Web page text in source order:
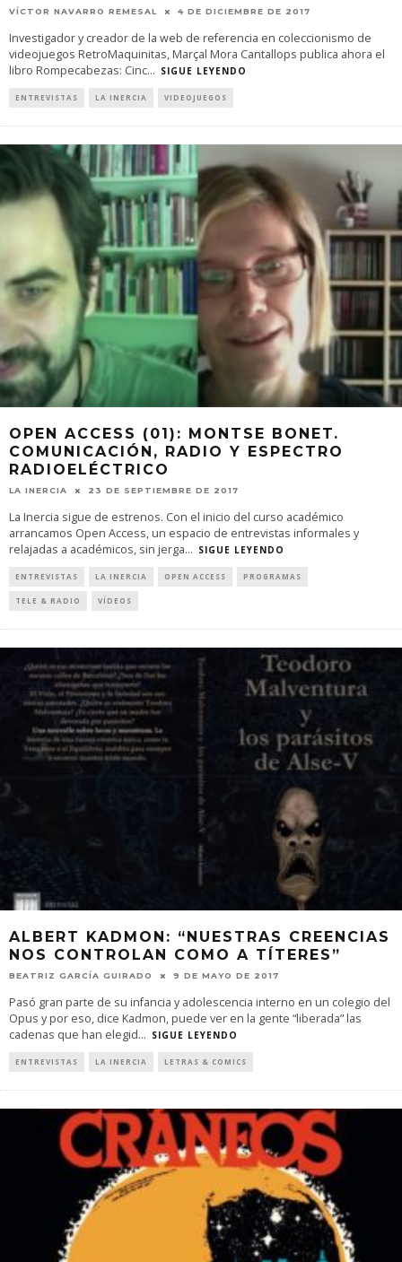
VÍCTOR NAVARRO REMESAL 4 DE DICIEMBRE DE 2017
Investigador y creador de la web de referencia en coleccionismo de
videojuegos RetroMaquinitas, Marçal Mora Cantallops publica ahora el
libro Rompecabezas: Cinc... SIGUE LEYENDO
ENTREVISTAS LA INERCIA VIDEOJUEGOS
OPEN ACCESS (01): MONTSE BONET.
COMUNICACIÓN, RADIO Y ESPECTRO
RADIOELÉCTRICO
LA INERCIA 23 DE SEPTIEMBRE DE 2017
La Inercia sigue de estrenos. Con el inicio del curso académico
arrancamos Open Access, un espacio de entrevistas informales y
relajadas a académicos, sin jerga... SIGUE LEYENDO
ENTREVISTAS LA INERCIA OPEN ACCESS PROGRAMAS
TELE & RADIO VÍDEOS
ALBERT KADMON: “NUESTRAS CREENCIAS
NOS CONTROLAN COMO A TÍTERES”
BEATRIZ GARCÍA GUIRADO 9 DE MAYO DE 2017
Pasó gran parte de su infancia y adolescencia interno en un colegio del
Opus y por eso, dice Kadmon, puede ver en la gente “liberada” las
cadenas que han elegid... SIGUE LEYENDO
ENTREVISTAS LA INERCIA LETRAS & COMICS